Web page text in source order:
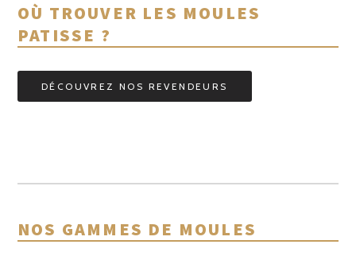
OÙ TROUVER LES MOULES
PATISSE ?
DÉCOUVREZ NOS REVENDEURS
NOS GAMMES DE MOULES